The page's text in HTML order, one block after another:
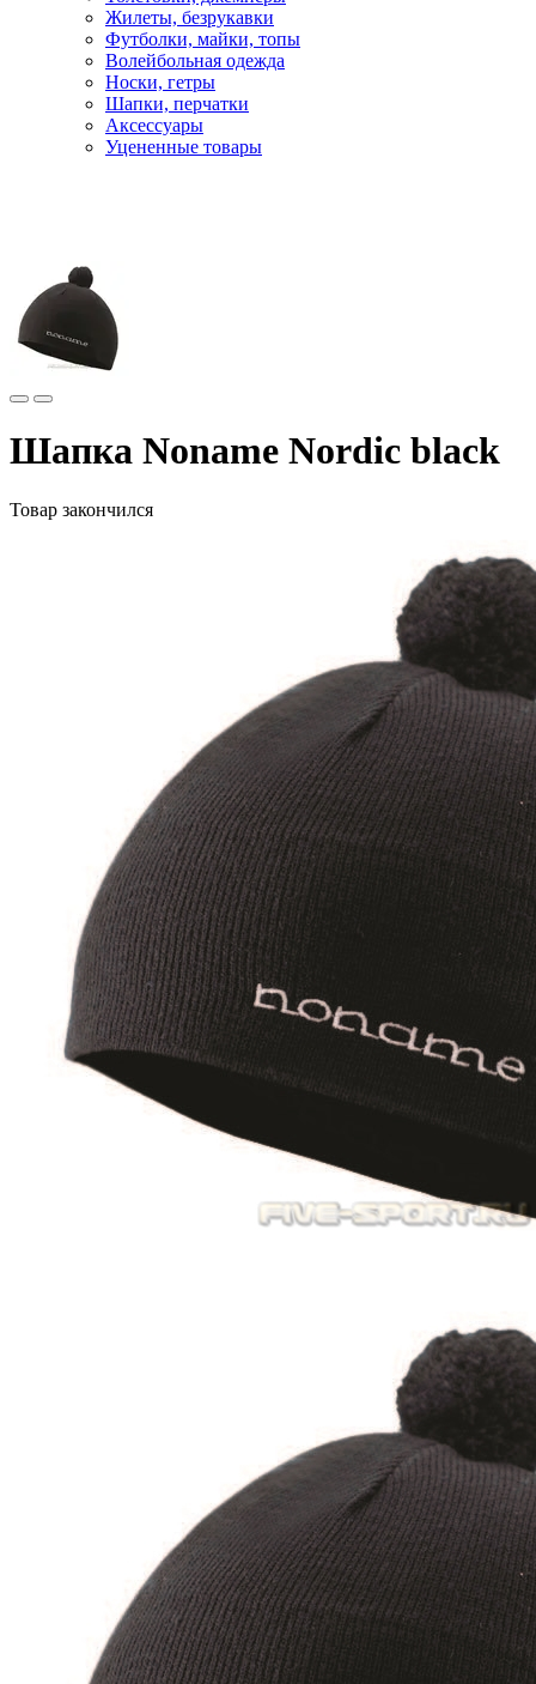
Жилеты, безрукавки
Футболки, майки, топы
Волейбольная одежда
Носки, гетры
Шапки, перчатки
Аксессуары
Уцененные товары
Шапка Noname Nordic black
Товар закончился